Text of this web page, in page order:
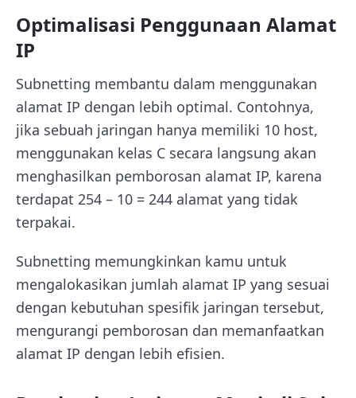
Optimalisasi Penggunaan Alamat
IP
Subnetting membantu dalam menggunakan
alamat IP dengan lebih optimal. Contohnya,
jika sebuah jaringan hanya memiliki 10 host,
menggunakan kelas C secara langsung akan
menghasilkan pemborosan alamat IP, karena
terdapat 254 – 10 = 244 alamat yang tidak
terpakai.
Subnetting memungkinkan kamu untuk
mengalokasikan jumlah alamat IP yang sesuai
dengan kebutuhan spesifik jaringan tersebut,
mengurangi pemborosan dan memanfaatkan
alamat IP dengan lebih efisien.